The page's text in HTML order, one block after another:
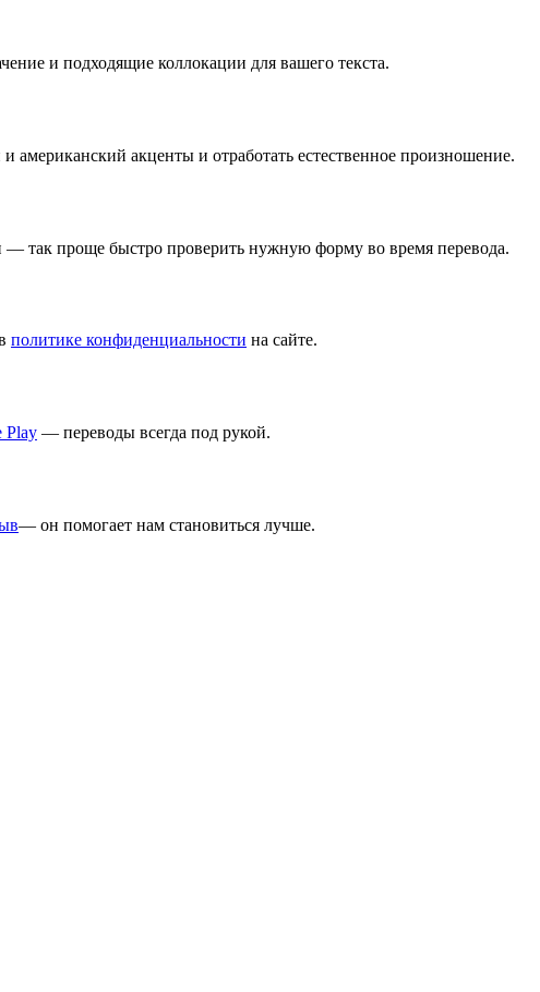
и подходящие коллокации для вашего текста.
акценты и отработать естественное произношение.
— так проще быстро проверить нужную форму во время перевода.
политике конфиденциальности на сайте.
Play — переводы всегда под рукой.
— он помогает нам становиться лучше.